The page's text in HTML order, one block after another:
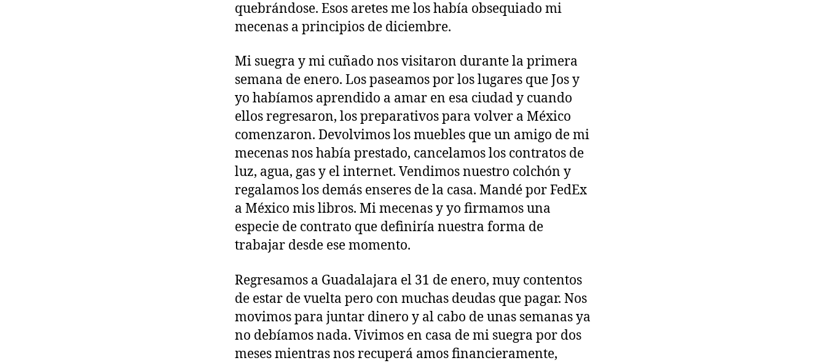
quebrándose. Esos aretes me los había obsequiado mi
mecenas a principios de diciembre.
Mi suegra y mi cuñado nos visitaron durante la primera
semana de enero. Los paseamos por los lugares que Jos y
yo habíamos aprendido a amar en esa ciudad y cuando
ellos regresaron, los preparativos para volver a México
comenzaron. Devolvimos los muebles que un amigo de mi
mecenas nos había prestado, cancelamos los contratos de
luz, agua, gas y el internet. Vendimos nuestro colchón y
regalamos los demás enseres de la casa. Mandé por FedEx
a México mis libros. Mi mecenas y yo firmamos una
especie de contrato que definiría nuestra forma de
trabajar desde ese momento.
Regresamos a Guadalajara el 31 de enero, muy contentos
de estar de vuelta pero con muchas deudas que pagar. Nos
movimos para juntar dinero y al cabo de unas semanas ya
no debíamos nada. Vivimos en casa de mi suegra por dos
meses mientras nos recuperá amos financieramente,